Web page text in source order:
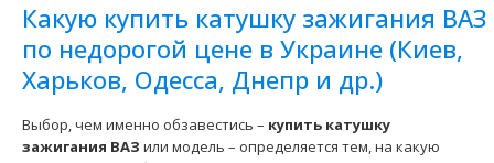
2200 грн.
Какую купить катушку зажигания ВАЗ
по недорогой цене в Украине (Киев,
Харьков, Одесса, Днепр и др.)
Выбор, чем именно обзавестись – купить катушку
зажигания ВАЗ или модель – определяется тем, на какую